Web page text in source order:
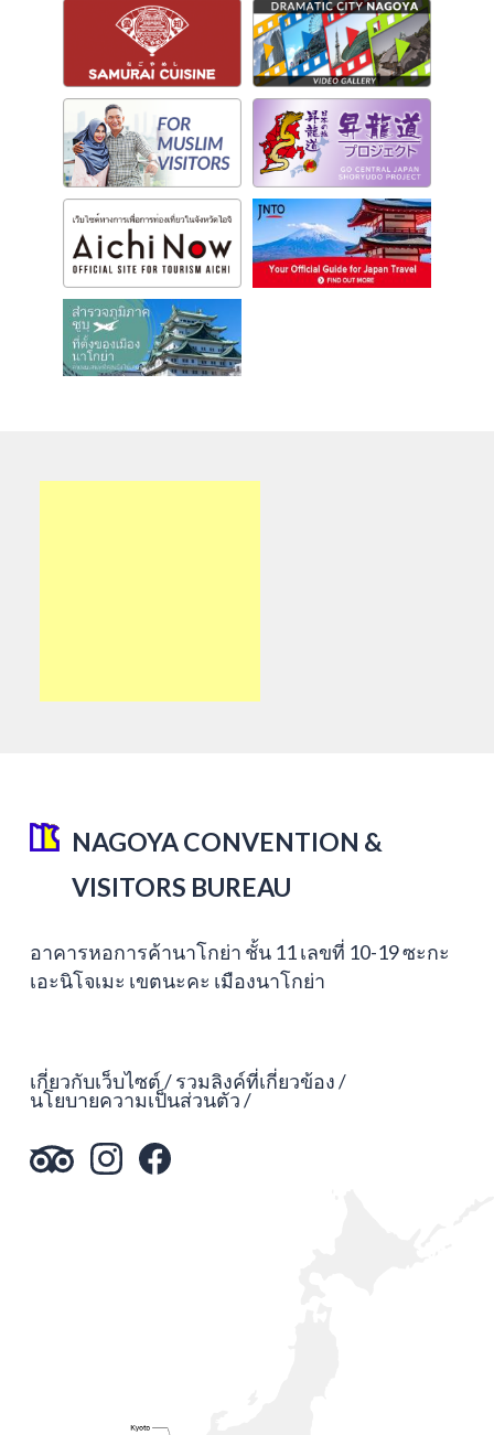
NAGOYA CONVENTION &
VISITORS BUREAU
อาคารหอการค้านาโกย่า ชั้น 11 เลขที่ 10-19 ซะกะ
เอะนิโจเมะ เขตนะคะ เมืองนาโกย่า
เกี่ยวกับเว็บไซต์ รวมลิงค์ที่เกี่ยวข้อง
นโยบายความเป็นส่วนตัว